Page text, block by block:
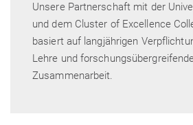
Unsere Partnerschaft mit der
und dem Cluster of Excellence
basiert auf langjährigen
Lehre und
Zusammenarbeit.